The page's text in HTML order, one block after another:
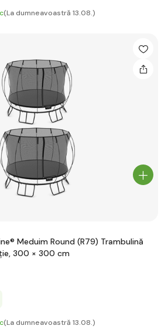
(La dumneavoastră 13.08.)
Meduim Round (R79) Trambulină
300 × 300 cm
(La dumneavoastră 13.08.)